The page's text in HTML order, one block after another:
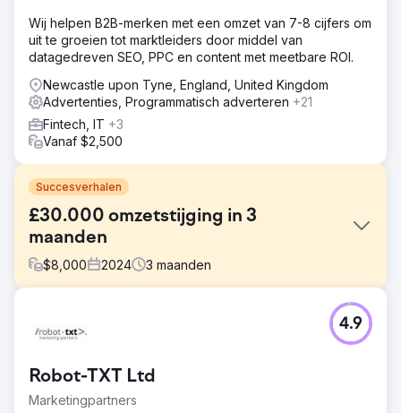
Wij helpen B2B-merken met een omzet van 7-8 cijfers om
uit te groeien tot marktleiders door middel van
datagedreven SEO, PPC en content met meetbare ROI.
Newcastle upon Tyne, England, United Kingdom
Advertenties, Programmatisch adverteren +21
Fintech, IT +3
Vanaf $2,500
Succesverhalen
£30.000 omzetstijging in 3
maanden
$8,000 2024 3 maanden
Onze klant is een toonaangevende medische
professional in functionele geneeskunde, die een scala
vroeg om onze Organic SEO en PPC Campaign-diensten
om hun online aanwezigheid te vergroten en meer
Robot-TXT Ltd
Marketingpartners
4.9